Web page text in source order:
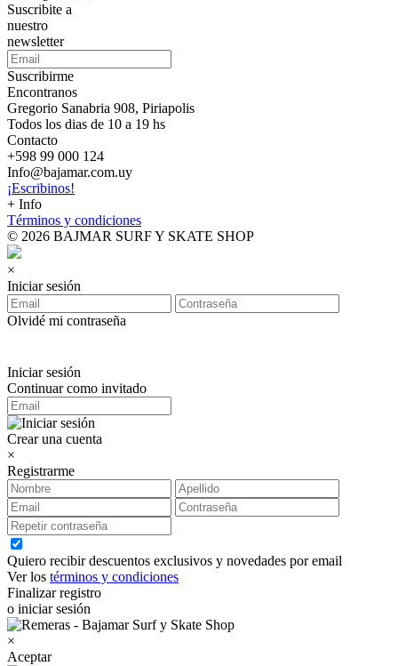
Suscribite a
nuestro
newsletter
Suscribirme
Encontranos
Gregorio Sanabria 908, Piriapolis
Todos los dias de 10 a 19 hs
Contacto
+598 99 000 124
Info@bajamar.com.uy
¡Escribinos!
+ Info
Términos y condiciones
© 2026 BAJMAR SURF Y SKATE SHOP
×
Iniciar sesión
Olvidé mi contraseña
Iniciar sesión
Continuar como invitado
Crear una cuenta
×
Registrarme
Quiero recibir descuentos exclusivos y novedades por email
Ver los términos y condiciones
Finalizar registro
o iniciar sesión
×
Aceptar